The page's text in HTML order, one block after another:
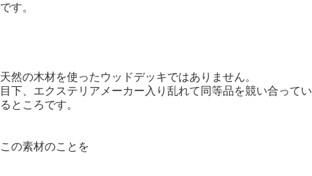
です。
天然の木材を使ったウッドデッキではありません。
目下、エクステリアメーカー入り乱れて同等品を競い合ってい
るところです。
この素材のことを